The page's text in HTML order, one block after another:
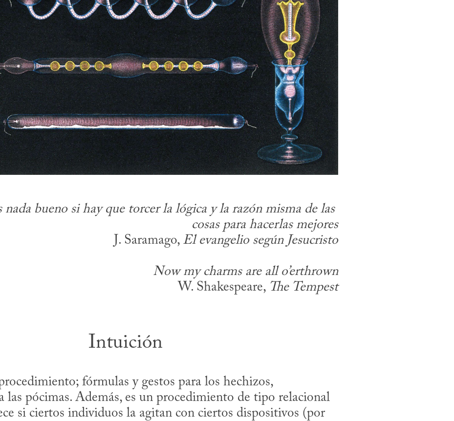
bueno si hay que torcer la lógica y la razón misma de las
cosas para hacerlas mejores
J. Saramago, El evangelio según Jesucristo
Now my charms are all o’erthrown
W. Shakespeare, The Tempest
Intuición
fórmulas y gestos para los hechizos,
las pócimas. Además, es un procedimiento de tipo relacional
si ciertos individuos la agitan con ciertos dispositivos (por